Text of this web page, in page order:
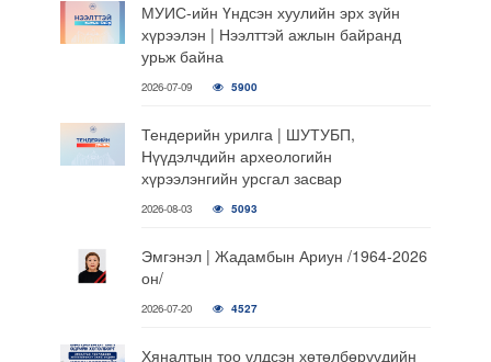
МУИС-ийн Үндсэн хуулийн эрх зүйн
хүрээлэн | Нээлттэй ажлын байранд
урьж байна
2026-07-09 5900
Тендерийн урилга | ШУТУБП,
Нүүдэлчдийн археологийн
хүрээлэнгийн урсгал засвар
2026-08-03 5093
Эмгэнэл | Жадамбын Ариун /1964-2026
он/
2026-07-20 4527
Хяналтын тоо үлдсэн хөтөлбөрүүдийн